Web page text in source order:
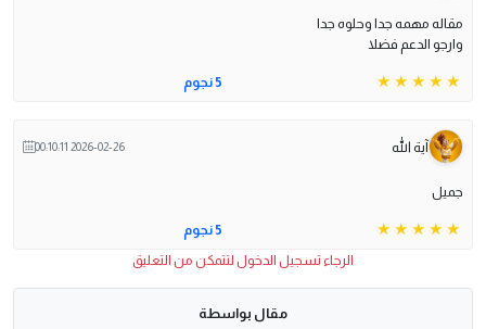
مقاله مهمه جدا وحلوه جدا
وارجو الدعم فضلا
5 نجوم
آية الله 2026-02-26 00:10:11
جميل
5 نجوم
الرجاء تسجيل الدخول لتتمكن من التعليق
مقال بواسطة